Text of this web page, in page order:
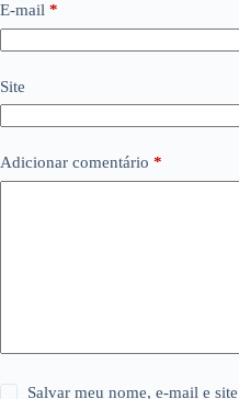
E-mail *
Site
Adicionar comentário *
Salvar meu nome, e-mail e